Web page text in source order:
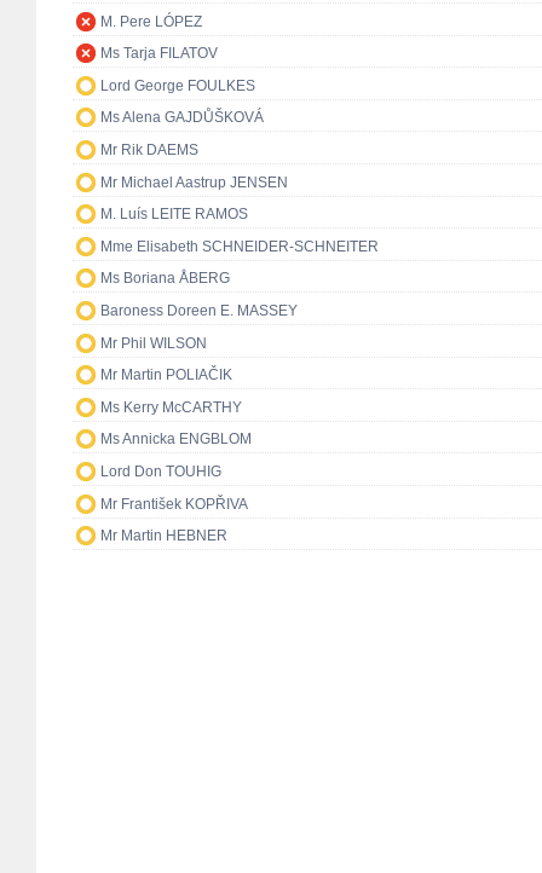
M. Pere LÓPEZ
Ms Tarja FILATOV
Lord George FOULKES
Ms Alena GAJDŮŠKOVÁ
Mr Rik DAEMS
Mr Michael Aastrup JENSEN
M. Luís LEITE RAMOS
Mme Elisabeth SCHNEIDER-SCHNEITER
Ms Boriana ÅBERG
Baroness Doreen E. MASSEY
Mr Phil WILSON
Mr Martin POLIAČIK
Ms Kerry McCARTHY
Ms Annicka ENGBLOM
Lord Don TOUHIG
Mr František KOPŘIVA
Mr Martin HEBNER